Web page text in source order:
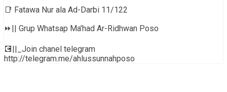
📑 Fatawa Nur ala Ad-Darbi 11/122
⏩|| Grup Whatsap Ma’had Ar-Ridhwan Poso
💽||_Join chanel telegram
http://telegram.me/ahlussunnahposo